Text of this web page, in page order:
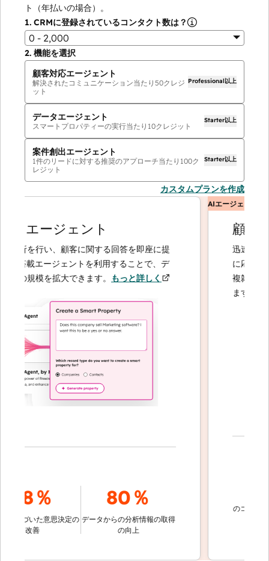
ト（年払いの場合）。
1. CRMに登録されているコンタクト数は？
0 - 2,000
2. 機能を選択
顧客対応エージェント
解決されたコミュニケーション当たり 50クレジ
ット
Professional以上
データエージェント
スマートプロパティーの実行当たり 10クレジット
Starter以上
案件創出エージェント
1件のリードに対する推奨のアプローチ当たり 100ク
レジット
Starter以上
カスタムプランを作成
エージェント
を行い、顧客に関する回答を即座に提
載エージェントを利用することで、デ
規模を拡大できます。もっと詳しく
％
いた意思決定の
80％
データからの分析情報の取得
の向上
AIエージェント
顧客対
迅速かつ正確
に応じてエス
複雑なケース
ます。もっと
のコミュニケー